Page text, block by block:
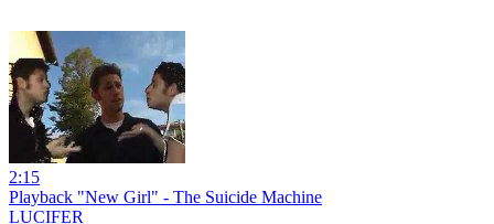
2:15
Playback "New Girl" - The Suicide Machine
LUCIFER